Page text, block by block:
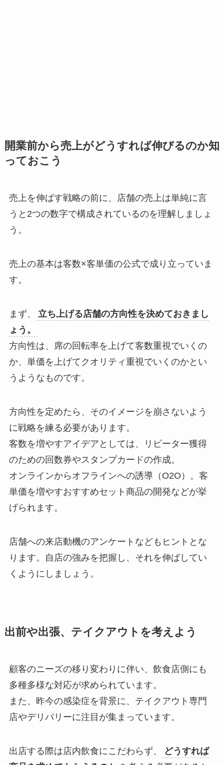
開業前から売上がどうすれば伸びるのか知
っておこう
売上を伸ばす戦略の前に、店舗の売上は単純に言
うと2つの数字で構成されているのを理解しましょ
う。
売上の基本は客数×客単価の公式で成り立っていま
す。
まず、
立ち上げる店舗の方向性を決めておきまし
ょう。
方向性は、席の回転率を上げて客数重視でいくの
か、単価を上げてクオリティ重視でいくのかとい
うようなものです。
方向性を定めたら、そのイメージを崩さないよう
に戦略を練る必要があります。
客数を増やすアイデアとしては、リピーター獲得
のための回数券やスタンプカードの作成。
オンラインからオフラインへの誘導（O2O）。客
単価を増やすおすすめセット商品の開発などが挙
げられます。
店舗への来店動機のアンケートなどもヒントとな
ります。自店の強みを把握し、それを伸ばしてい
くようにしましょう。
出前や出張、テイクアウトを考えよう
顧客のニーズの移り変わりに伴い、飲食店側にも
多種多様な対応が求められています。
また、昨今の感染症を背景に、テイクアウト専門
店やデリバリーに注目が集まっています。
出店する際は店内飲食にこだわらず、
どうすれば